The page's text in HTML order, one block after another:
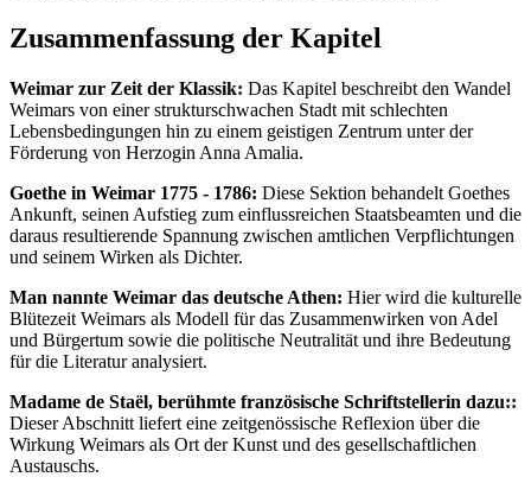
Zusammenfassung der Kapitel
Weimar zur Zeit der Klassik: Das Kapitel beschreibt den Wandel
Weimars von einer strukturschwachen Stadt mit schlechten
Lebensbedingungen hin zu einem geistigen Zentrum unter der
Förderung von Herzogin Anna Amalia.
Goethe in Weimar 1775 - 1786: Diese Sektion behandelt Goethes
Ankunft, seinen Aufstieg zum einflussreichen Staatsbeamten und die
daraus resultierende Spannung zwischen amtlichen Verpflichtungen
und seinem Wirken als Dichter.
Man nannte Weimar das deutsche Athen: Hier wird die kulturelle
Blütezeit Weimars als Modell für das Zusammenwirken von Adel
und Bürgertum sowie die politische Neutralität und ihre Bedeutung
für die Literatur analysiert.
Madame de Staël, berühmte französische Schriftstellerin dazu::
Dieser Abschnitt liefert eine zeitgenössische Reflexion über die
Wirkung Weimars als Ort der Kunst und des gesellschaftlichen
Austauschs.